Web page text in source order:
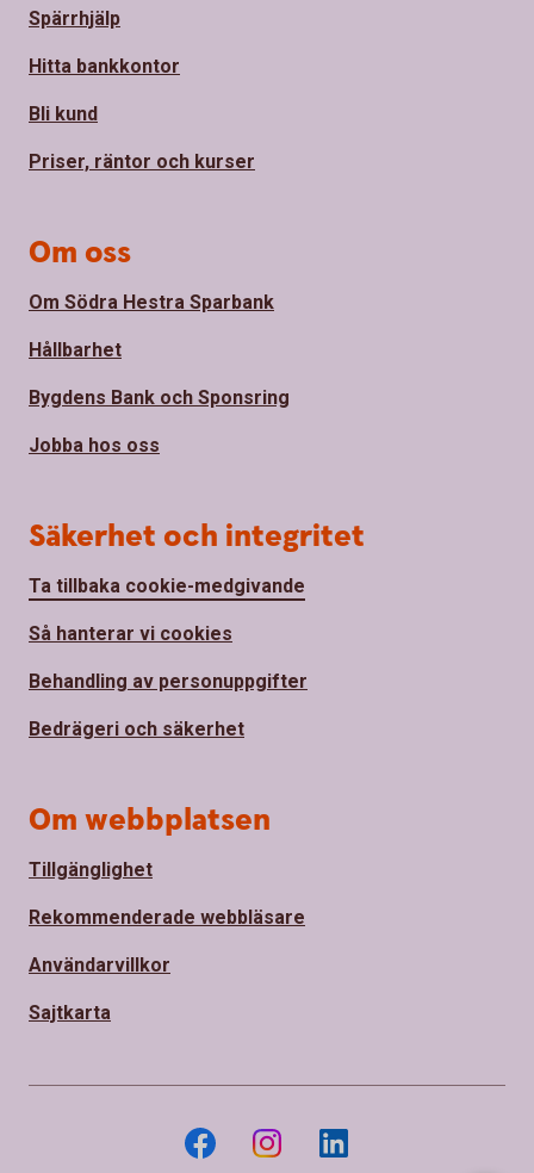
Spärrhjälp
Hitta bankkontor
Bli kund
Priser, räntor och kurser
Om oss
Om Södra Hestra Sparbank
Hållbarhet
Bygdens Bank och Sponsring
Jobba hos oss
Säkerhet och integritet
Ta tillbaka cookie-medgivande
Så hanterar vi cookies
Behandling av personuppgifter
Bedrägeri och säkerhet
Om webbplatsen
Tillgänglighet
Rekommenderade webbläsare
Användarvillkor
Sajtkarta